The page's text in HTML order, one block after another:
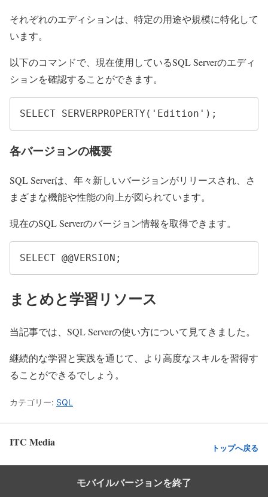
それぞれのエディションは、特定の用途や規模に特化して
います。
以下のコマンドで、現在使用しているSQL Serverのエディ
ションを確認することができます。
SELECT SERVERPROPERTY('Edition');
各バージョンの概要
SQL Serverは、年々新しいバージョンがリリースされ、さ
まざまな機能や性能の向上が図られています。
現在のSQL Serverのバージョン情報を取得できます。
SELECT @@VERSION;
まとめと学習リソース
当記事では、SQL Serverの使い方について見てきました。
継続的な学習と実践を通じて、より高度なスキルを習得す
ることができるでしょう。
カテゴリー: SQL
ITC Media トップへ戻る
モバイルバージョンを終了